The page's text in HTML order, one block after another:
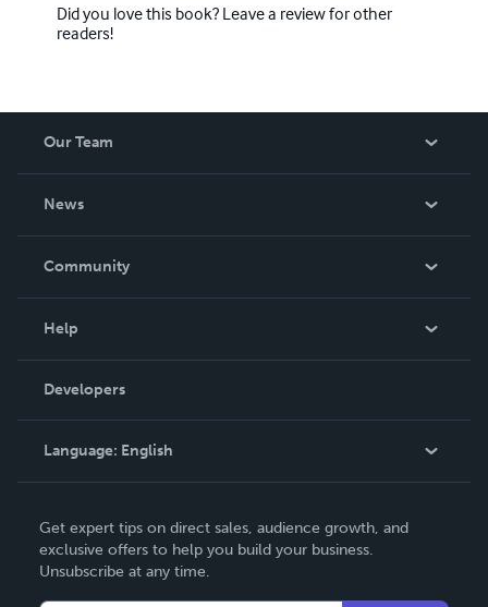
Did you love this book? Leave a review for other
readers!
Our Team
News
In The News
Community
Podcast
Help
Order Lookup
Knowledge Base
Contact Support
Developers
Language: English
Deutsch
Français
Get expert tips on direct sales, audience growth, and
exclusive offers to help you build your business.
Unsubscribe at any time.